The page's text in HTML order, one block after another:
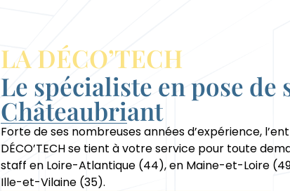
LA DÉCO’TECH
Le spécialiste en pose de
Châteaubriant
Forte de ses nombreuses années d’expérience,
DÉCO’TECH se tient à votre service pour toute
staff en Loire-Atlantique (44), en Maine-et-Loire
Ille-et-Vilaine (35).